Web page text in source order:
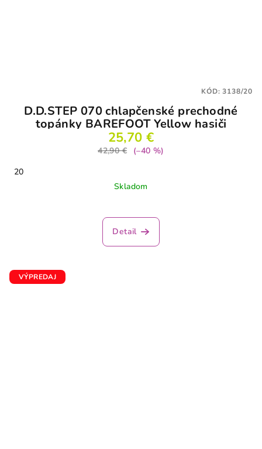
D.D.STEP 070 chlapčenské prechodné
topánky BAREFOOT Yellow hasiči
25,70 €
42,90 €
(–40 %)
20
Skladom
hodnotenie
produktu
Detail
KÓD:3138/20
VÝPREDAJ